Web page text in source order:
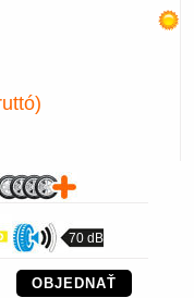
70 dB
OBJEDNAŤ